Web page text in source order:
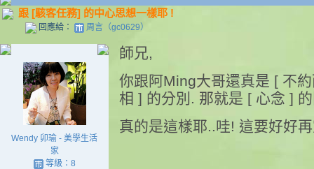
跟 [駭客任務] 的中心思想一樣耶 !
回應給： 周言（gc0629）
Wendy 卯瑜 - 美學生活
家
等級：8
師兄,
你跟阿Ming大哥還真是 [ 不
相 ] 的分別. 那就是 [ 心念 ]
真的是這樣耶..哇! 這要好好